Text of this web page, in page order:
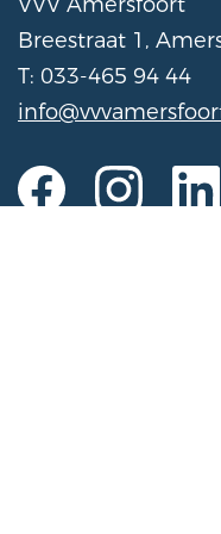
Breestraat 1,
T: 033-465 94 44